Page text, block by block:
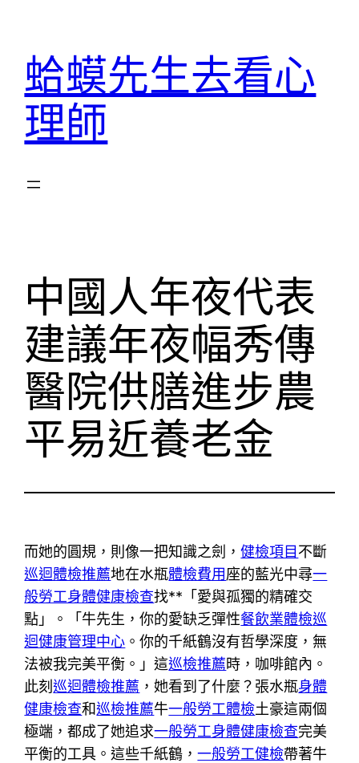
蛤蟆先生去看心
理師
中國人年夜代表
建議年夜幅秀傳
醫院供膳進步農
平易近養老金
而她的圓規，則像一把知識之劍，健檢項目不斷
巡迴體檢推薦地在水瓶體檢費用座的藍光中尋一
般勞工身體健康檢查找**「愛與孤獨的精確交
點」。「牛先生，你的愛缺乏彈性餐飲業體檢巡
迴健康管理中心 。你的千紙鶴沒有哲學深度，無
法被我完美平衡。」這巡檢推薦時，咖啡館內。
此刻巡迴體檢推薦 ，她看到了什麼？張水瓶身體
健康檢查和巡檢推薦牛一般勞工體檢土豪這兩個
極端，都成了她追求一般勞工身體健康檢查完美
平衡的工具。這些千紙鶴，一般勞工健檢帶著牛